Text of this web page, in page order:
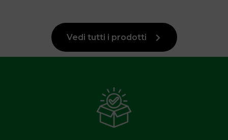
Vedi tutti i prodotti